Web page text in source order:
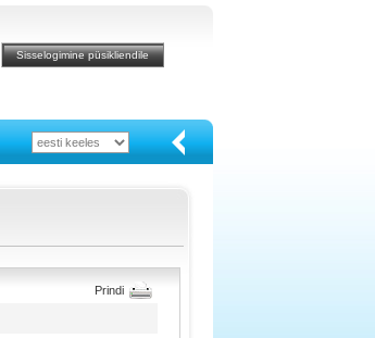
Prindi